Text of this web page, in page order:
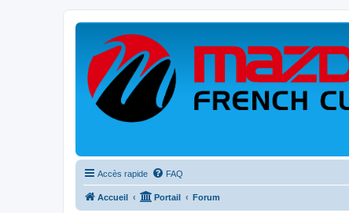
Accès rapide FAQ
Accueil Portail Forum